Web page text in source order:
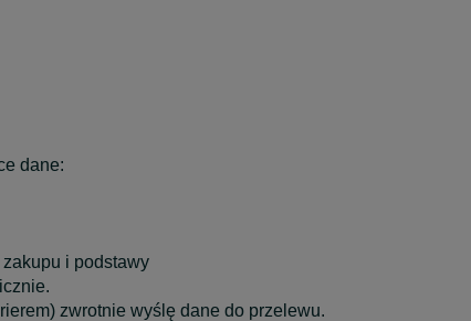
dane:
i podstawy
zwrotnie wyślę dane do przelewu.